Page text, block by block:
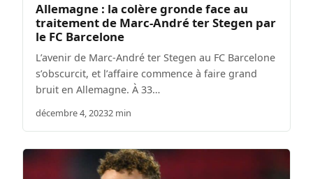
Allemagne : la colère gronde face au
traitement de Marc-André ter Stegen par
le FC Barcelone
L’avenir de Marc-André ter Stegen au FC Barcelone
s’obscurcit, et l’affaire commence à faire grand
bruit en Allemagne. À 33…
décembre 4, 20232 min